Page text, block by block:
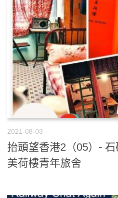
2021-08-03
抬頭望香港2（05）-
美荷樓青年旅舍